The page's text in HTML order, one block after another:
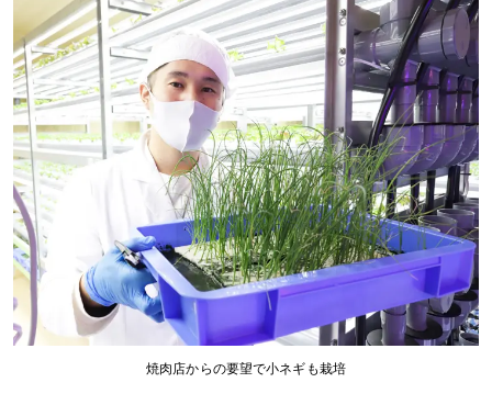
焼肉店からの要望で小ネギも栽培